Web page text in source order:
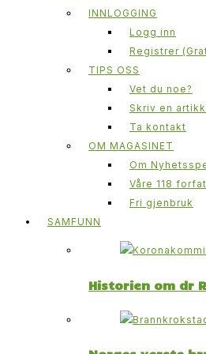
INNLOGGING
Logg inn
Registrer
TIPS OSS
Vet du noe?
Skriv en
Ta kontakt
OM MAGASINET
Om
Våre 118
Fri gjenbruk
SAMFUNN
Historien om dr